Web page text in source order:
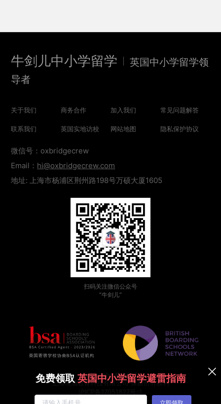
牛剑儿中小学留学
英国中小学留学领
导者
关于我们 商务合作 加入我们 常见问题解答
联系我们 英国实地访校 网站地图 隐私保护协议
微信号：oxbridgecrew
Email： hi@oxbridgecrew.com
地址: 上海市杨浦区荆州路198号万硕大厦1605
扫码关注微信公众号
“牛剑儿”
免费领取 英国中小学留学避雷指南
Copyright © 2026
上海瑛涵教育科技有限公司 保留所有权利
沪公网安备31011002007769号